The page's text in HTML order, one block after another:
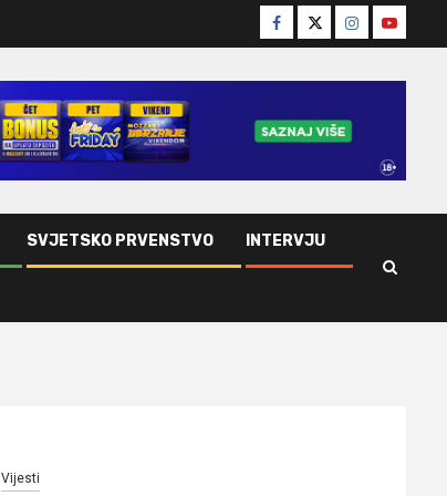
Facebook
TwitterInstagram
Youtube
SVJETSKO PRVENSTVO INTERVJU
Vijesti